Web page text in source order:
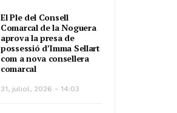
El Ple del Consell
Comarcal de la Noguera
aprova la presa de
possessió d’Imma Sellart
com a nova consellera
comarcal
31, juliol, 2026 - 14:03